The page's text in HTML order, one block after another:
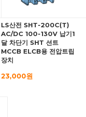
LS산전 SHT-200C(T)
AC/DC 100-130V 납기1
달 차단기 SHT 션트
MCCB ELCB용 전압트립
장치
23,000원